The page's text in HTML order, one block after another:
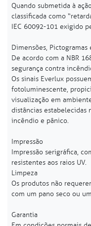
Quando submetida à
classificada como
IEC 60092-101 exigido
Dimensões, Pictogramas
De acordo com a NBR
segurança contra
Os sinais Everlux
fotoluminescente,
visualização em
distâncias estabelecidas
incêndio e pânico.
Impressão
Impressão serigráfica,
resistentes aos raios UV.
Limpeza
Os produtos não
com um pano seco ou
Garantia